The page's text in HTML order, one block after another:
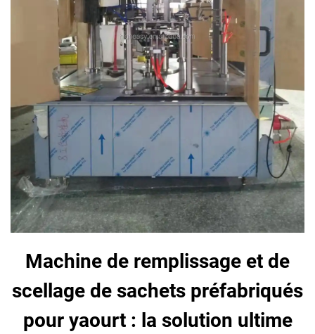
Machine de remplissage et de
scellage de sachets préfabriqués
pour yaourt : la solution ultime